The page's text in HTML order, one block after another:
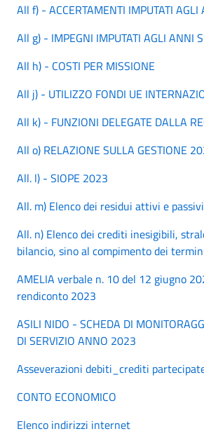
All f) - ACCERTAMENTI IMPUTATI AGLI
All g) - IMPEGNI IMPUTATI AGLI ANNI
All h) - COSTI PER MISSIONE
All j) - UTILIZZO FONDI UE
All k) - FUNZIONI DELEGATE DALLA
All o) RELAZIONE SULLA GESTIONE
All. l) - SIOPE 2023
All. m) Elenco dei residui attivi e passivi
All. n) Elenco dei crediti inesigibili,
bilancio, sino al compimento dei
AMELIA verbale n. 10 del 12 giugno
rendiconto 2023
ASILI NIDO - SCHEDA DI
DI SERVIZIO ANNO 2023
Asseverazioni debiti_crediti
CONTO ECONOMICO
Elenco indirizzi internet